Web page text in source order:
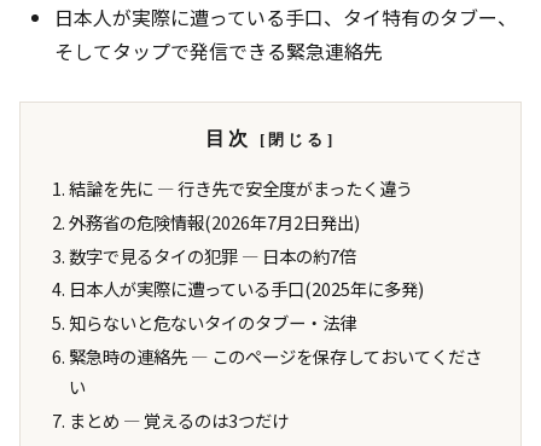
日本人が実際に遭っている手口、タイ特有のタブー、
そしてタップで発信できる緊急連絡先
目次
結論を先に ― 行き先で安全度がまったく違う
外務省の危険情報(2026年7月2日発出)
数字で見るタイの犯罪 ― 日本の約7倍
日本人が実際に遭っている手口(2025年に多発)
知らないと危ないタイのタブー・法律
緊急時の連絡先 ― このページを保存しておいてくださ
い
まとめ ― 覚えるのは3つだけ